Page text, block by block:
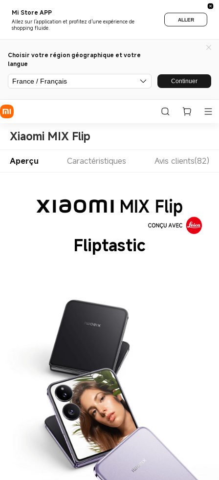
Mi Store APP
Allez sur l'application et profitez d'une expérience de
shopping fluide.
ALLER
Choisir votre région géographique et votre
langue
France / Français Continuer
Xiaomi MIX Flip
Aperçu Caractéristiques Avis clients(82)
Fliptastic